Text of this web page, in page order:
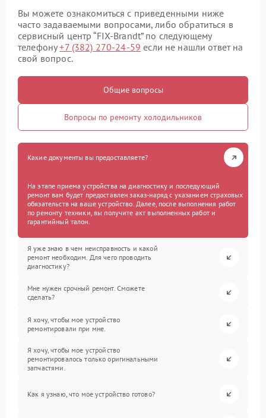
Вы можете ознакомиться с приведенными ниже
часто задаваемыми вопросами, либо обратиться в
сервисный центр “FIX-Brandt” по следующему
телефону+7 (382) 270-24-59 если не нашли ответ на
свой вопрос.
Общие вопросы
Вопросы по ремонту холодильников
Какие документы вы предоставляете?
На этапе приема устройства на диагностику и последующий
ремонт вам будет предоставлен заказ-наряд с указанием страховых
обязательств на ваше устройство. Далее, после выполнения работ
по ремонту техники, вы получите акт выполненных работ и
гарантийный талон.
Я уже знаю в чем неисправность и какой
ремонт необходим. Для чего проводить
диагностику?
Мне нужен срочный ремонт. Сможете
сделать?
Я хочу, чтобы мое устройство
ремонтировали при мне.
Я хочу, чтобы мое устройство
ремонтировалось только оригинальными
запчастями.
Как я узнаю, что мое устройство готово?